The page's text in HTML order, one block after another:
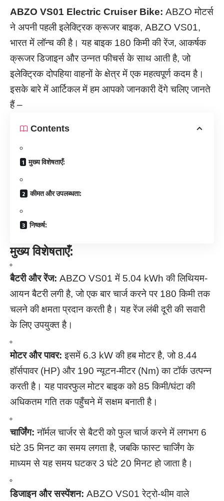
ABZO VS01 Electric Cruiser Bike: ABZO मोटर्स
ने अपनी पहली इलेक्ट्रिक क्रूजर बाइक, ABZO VS01,
भारत में लॉन्च की है। यह बाइक 180 किमी की रेंज, आकर्षक
क्रूजर डिजाइन और उन्नत फीचर्स के साथ आती है, जो
इलेक्ट्रिक दोपहिया वाहनों के क्षेत्र में एक महत्वपूर्ण कदम है।
इसके बारे में आर्टिकल में हम आपको जानकारी देंगे चलिए जानते
हैं –
Contents
मुख्य विशेषताएँ:
कीमत और उपलब्धता:
निष्कर्ष:
मुख्य विशेषताएँ:
बैटरी और रेंज: ABZO VS01 में 5.04 kWh की लिथियम-
आयन बैटरी लगी है, जो एक बार चार्ज करने पर 180 किमी तक
चलने की क्षमता प्रदान करती है। यह रेंज लंबी दूरी की सवारी
के लिए उपयुक्त है।
मोटर और पावर: इसमें 6.3 kW की हब मोटर है, जो 8.44
हॉर्सपावर (HP) और 190 न्यूटन-मीटर (Nm) का टॉर्क उत्पन्न
करती है। यह पावरफुल मोटर बाइक को 85 किमी/घंटा की
अधिकतम गति तक पहुँचने में सक्षम बनाती है।
चार्जिंग: नॉर्मल चार्जर से बैटरी को फुल चार्ज करने में लगभग 6
घंटे 35 मिनट का समय लगता है, जबकि फास्ट चार्जिंग के
माध्यम से यह समय घटकर 3 घंटे 20 मिनट हो जाता है।
डिजाइन और सस्पेंशन: ABZO VS01 रेट्रो-थीम वाले